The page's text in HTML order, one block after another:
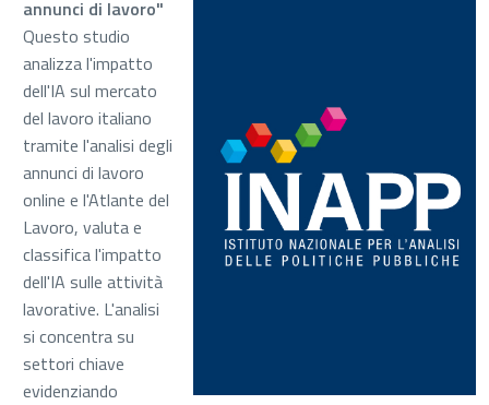
annunci di lavoro"
Questo studio
analizza l'impatto
dell'IA sul mercato
del lavoro italiano
tramite l'analisi degli
annunci di lavoro
online e l'Atlante del
Lavoro, valuta e
classifica l'impatto
dell'IA sulle attività
lavorative. L'analisi
si concentra su
settori chiave
evidenziando